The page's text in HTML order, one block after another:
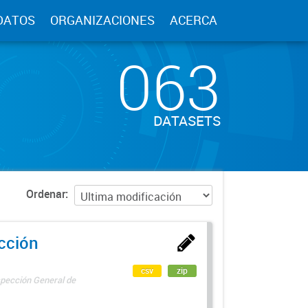
ORGANIZACIONES ACERCA
063
DATASETS
Ordenar
General de
csv zip